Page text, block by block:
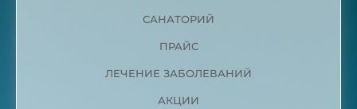
САНАТОРИЙ
ПРАЙС
ЛЕЧЕНИЕ ЗАБОЛЕВАНИЙ
АКЦИИ